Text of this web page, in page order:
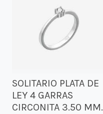
SOLITARIO PLATA DE
LEY 4 GARRAS
CIRCONITA 3.50 MM.